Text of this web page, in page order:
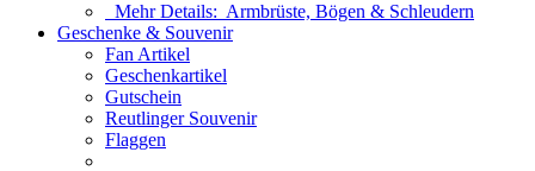
Mehr Details: Armbrüste, Bögen & Schleudern
Geschenke & Souvenir
Fan Artikel
Geschenkartikel
Gutschein
Reutlinger Souvenir
Flaggen